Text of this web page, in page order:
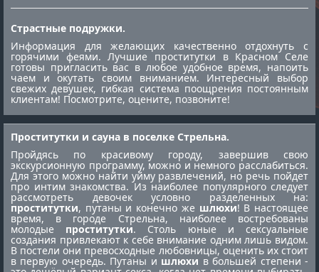
Страстные подружки.
Информация для желающих качественно отдохнуть с
горячими феями. Лучшиепроститутки в Красном Селе
готовы пригласить вас в любое удобное время, напоить
чаем и окутать своим вниманием. Интересный выбор
свежих девушек, гибкая система поощрения постоянным
клиентам! Посмотрите, оцените, позвоните!
Проститутки и сауна в поселке Стрельна.
Пройдясь по красивому городу, завершив свою
экскурсионную программу, можно и немного расслабиться.
Для этого можно найти уйму развлечений, но речь пойдет
про интим знакомства. Из наиболее популярного следует
рассмотреть девочек условно разделенных на:
проститутки, путаны и конечно же шлюхи! В настоящее
время, в городе Стрельна, наиболее востребованы
молодые проститутки. Столь юные и сексуальные
создания привлекают к себе внимание одним лишь видом.
В постели они превосходные любовницы, оценить их стоит
в первую очередь. Путаны и шлюхи в большей степени -